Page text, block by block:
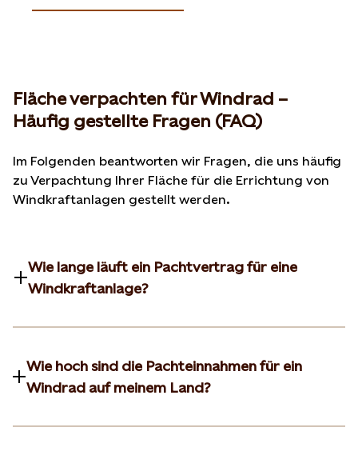
Fläche verpachten für Windrad –
Häufig gestellte Fragen (FAQ)
Im Folgenden beantworten wir Fragen, die uns häufig
zu Verpachtung Ihrer Fläche für die Errichtung von
Windkraftanlagen gestellt werden.
Wie lange läuft ein Pachtvertrag für eine
Windkraftanlage?
Wie hoch sind die Pachteinnahmen für ein
Windrad auf meinem Land?